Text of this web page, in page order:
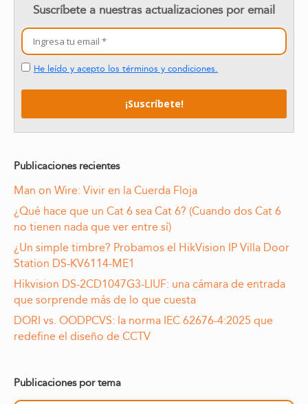
Suscríbete a nuestras actualizaciones por email
He leído y acepto los términos y condiciones.
Publicaciones recientes
Man on Wire: Vivir en la Cuerda Floja
¿Qué hace que un Cat 6 sea Cat 6? (Cuando dos Cat 6
no tienen nada que ver entre sí)
¿Un simple timbre? Probamos el HikVision IP Villa Door
Station DS-KV6114-ME1
Hikvision DS-2CD1047G3-LIUF: una cámara de entrada
que sorprende más de lo que cuesta
DORI vs. OODPCVS: la norma IEC 62676-4:2025 que
redefine el diseño de CCTV
Publicaciones por tema